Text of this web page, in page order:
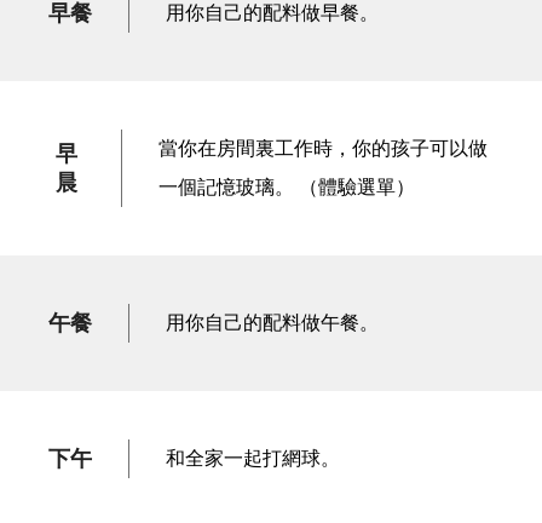
早餐 用你自己的配料做早餐。
早
晨
當你在房間裏工作時，你的孩子可以做
一個記憶玻璃。 （體驗選單）
午餐 用你自己的配料做午餐。
下午 和全家一起打網球。